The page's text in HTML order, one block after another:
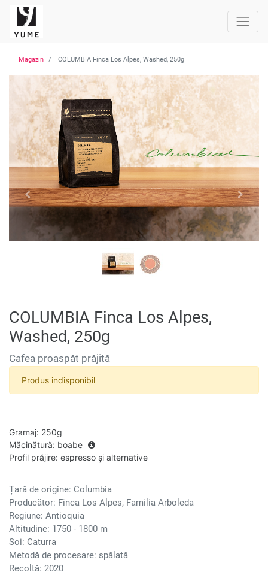
Magazin COLUMBIA Finca Los Alpes, Washed, 250g
COLUMBIA Finca Los Alpes,
Washed, 250g
Cafea proaspăt prăjită
Produs indisponibil
Gramaj: 250g
Măcinătură: boabe
Profil prăjire: espresso și alternative
Țară de origine: Columbia
Producător: Finca Los Alpes, Familia Arboleda
Regiune: Antioquia
Altitudine: 1750 - 1800 m
Soi: Caturra
Metodă de procesare: spălată
Recoltă: 2020